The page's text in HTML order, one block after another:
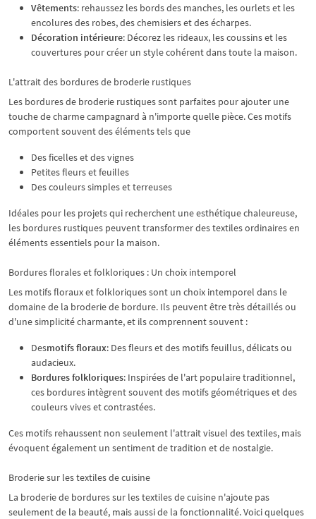
Vêtements: rehaussez les bords des manches, les ourlets et les
encolures des robes, des chemisiers et des écharpes.
Décoration intérieure: Décorez les rideaux, les coussins et les
couvertures pour créer un style cohérent dans toute la maison.
L'attrait des bordures de broderie rustiques
Les bordures de broderie rustiques sont parfaites pour ajouter une
touche de charme campagnard à n'importe quelle pièce. Ces motifs
comportent souvent des éléments tels que
Des ficelles et des vignes
Petites fleurs et feuilles
Des couleurs simples et terreuses
Idéales pour les projets qui recherchent une esthétique chaleureuse,
les bordures rustiques peuvent transformer des textiles ordinaires en
éléments essentiels pour la maison.
Bordures florales et folkloriques : Un choix intemporel
Les motifs floraux et folkloriques sont un choix intemporel dans le
domaine de la broderie de bordure. Ils peuvent être très détaillés ou
d'une simplicité charmante, et ils comprennent souvent :
Desmotifs floraux: Des fleurs et des motifs feuillus, délicats ou
audacieux.
Bordures folkloriques: Inspirées de l'art populaire traditionnel,
ces bordures intègrent souvent des motifs géométriques et des
couleurs vives et contrastées.
Ces motifs rehaussent non seulement l'attrait visuel des textiles, mais
évoquent également un sentiment de tradition et de nostalgie.
Broderie sur les textiles de cuisine
La broderie de bordures sur les textiles de cuisine n'ajoute pas
seulement de la beauté, mais aussi de la fonctionnalité. Voici quelques